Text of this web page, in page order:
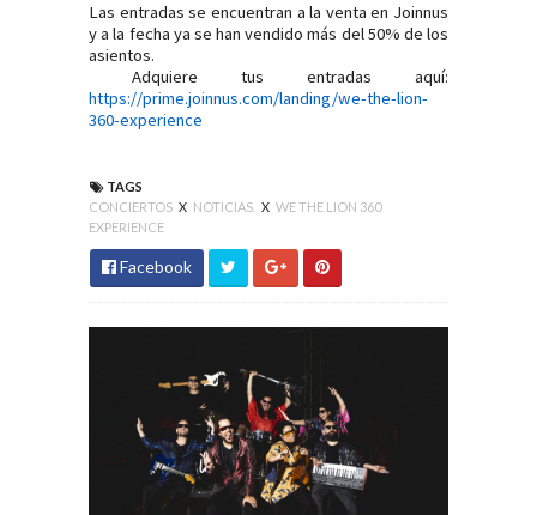
Las entradas se encuentran a la venta en Joinnus
y a la fecha ya se han vendido más del 50% de los
asientos.
Adquiere tus entradas aquí:
https://prime.joinnus.com/landing/we-the-lion-
360-experience
TAGS
CONCIERTOS X NOTICIAS. X WE THE LION 360
EXPERIENCE
Facebook